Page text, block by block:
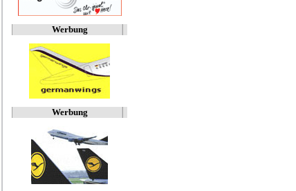
Werbung
Werbung